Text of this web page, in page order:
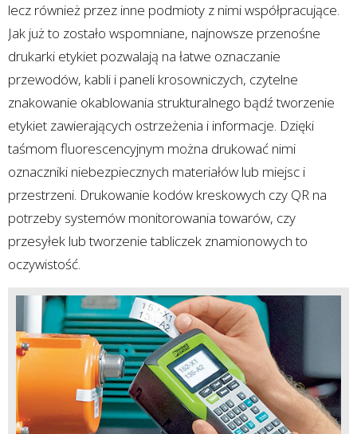
lecz również przez inne podmioty z nimi współpracujące.
Jak już to zostało wspomniane, najnowsze przenośne
drukarki etykiet pozwalają na łatwe oznaczanie
przewodów, kabli i paneli krosowniczych, czytelne
znakowanie okablowania strukturalnego bądź tworzenie
etykiet zawierających ostrzeżenia i informacje. Dzięki
taśmom fluorescencyjnym można drukować nimi
oznaczniki niebezpiecznych materiałów lub miejsc i
przestrzeni. Drukowanie kodów kreskowych czy QR na
potrzeby systemów monitorowania towarów, czy
przesyłek lub tworzenie tabliczek znamionowych to
oczywistość.